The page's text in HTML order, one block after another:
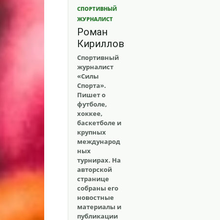
СПОРТИВНЫЙ
ЖУРНАЛИСТ
Роман
Кириллов
Спортивный
журналист
«Силы
Спорта».
Пишет о
футболе,
хоккее,
баскетболе и
крупных
международ
ных
турнирах. На
авторской
странице
собраны его
новостные
материалы и
публикации